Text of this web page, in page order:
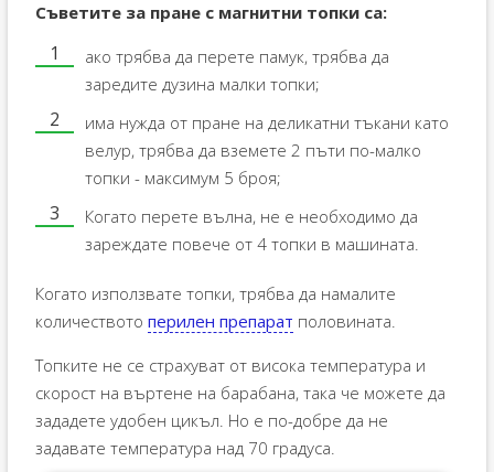
Съветите за пране с магнитни топки са:
ако трябва да перете памук, трябва да
заредите дузина малки топки;
има нужда от пране на деликатни тъкани като
велур, трябва да вземете 2 пъти по-малко
топки - максимум 5 броя;
Когато перете вълна, не е необходимо да
зареждате повече от 4 топки в машината.
Когато използвате топки, трябва да намалите
количеството перилен препарат половината.
Топките не се страхуват от висока температура и
скорост на въртене на барабана, така че можете да
зададете удобен цикъл. Но е по-добре да не
задавате температура над 70 градуса.